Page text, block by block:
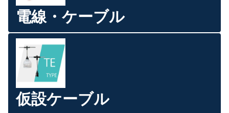
電線・ケーブル
仮設ケーブル